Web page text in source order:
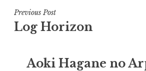
Post
navigation
Previous Post
Log Horizon
Aoki Hagane no